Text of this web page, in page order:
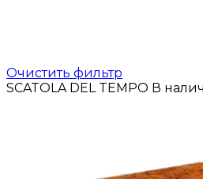
Очистить фильтр
SCATOLA DEL TEMPO В